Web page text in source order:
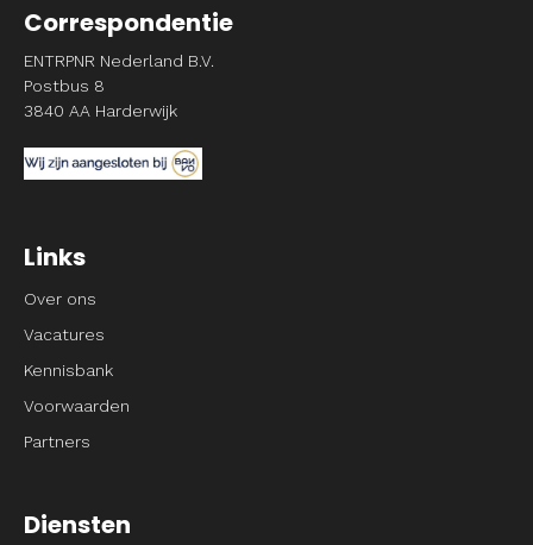
Correspondentie
ENTRPNR Nederland B.V.
Postbus 8
3840 AA Harderwijk
Links
Over ons
Vacatures
Kennisbank
Voorwaarden
Partners
Diensten